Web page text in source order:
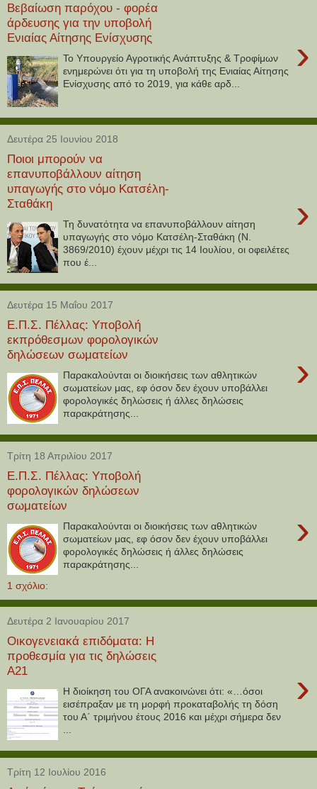
Βεβαίωση παρόχου - φορέα
άρδευσης για την υποβολή
Ενιαίας Αίτησης Ενίσχυσης
›
Το Υπουργείο Αγροτικής Ανάπτυξης & Τροφίμων
ενημερώνει ότι για τη υποβολή της Ενιαίας Αίτησης
Ενίσχυσης από το 2019, για κάθε αρδ...
Δευτέρα 25 Ιουνίου 2018
Ποιοι μπορούν να
επανυποβάλλουν αίτηση
υπαγωγής στο νόμο Κατσέλη-
Σταθάκη
›
Τη δυνατότητα να επανυποβάλλουν αίτηση
υπαγωγής στο νόμο Κατσέλη-Σταθάκη (Ν.
3869/2010) έχουν μέχρι τις 14 Ιουλίου, οι οφειλέτες
που έ...
Δευτέρα 15 Μαΐου 2017
Ε.Π.Σ. Πέλλας: Υποβολή
εκπρόθεσμων φορολογικών
δηλώσεων σωματείων
›
Παρακαλούνται οι διοικήσεις των αθλητικών
σωματείων μας, εφ όσον δεν έχουν υποβάλλει
φορολογικές δηλώσεις ή άλλες δηλώσεις
παρακράτησης...
Τρίτη 18 Απριλίου 2017
Ε.Π.Σ. Πέλλας: Υποβολή
φορολογικών δηλώσεων
σωματείων
›
Παρακαλούνται οι διοικήσεις των αθλητικών
σωματείων μας, εφ όσον δεν έχουν υποβάλλει
φορολογικές δηλώσεις ή άλλες δηλώσεις
παρακράτησης...
1 σχόλιο:
Δευτέρα 2 Ιανουαρίου 2017
Οικογενειακά επιδόματα: Η
προθεσμία για τις δηλώσεις
Α21
›
Η διοίκηση του ΟΓΑ ανακοινώνει ότι: «…όσοι
εισέπραξαν με τη μορφή προκαταβολής τη δόση
του Α΄ τριμήνου έτους 2016 και μέχρι σήμερα δεν
Τρίτη 12 Ιουλίου 2016